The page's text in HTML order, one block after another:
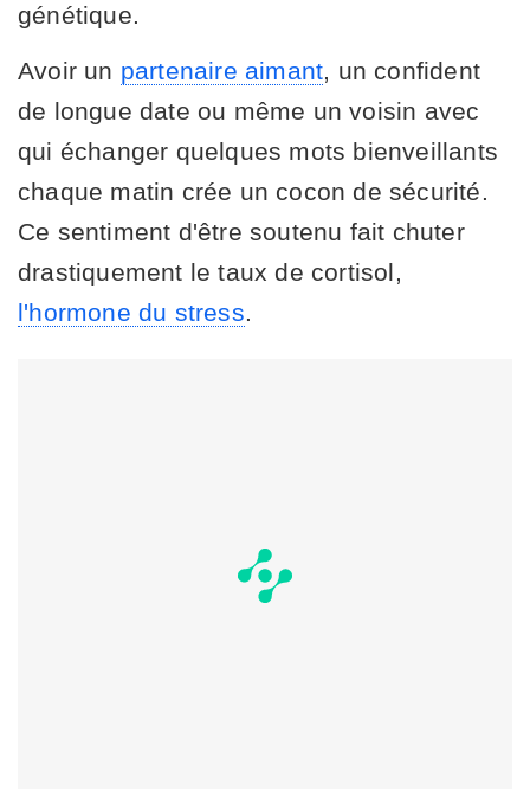
génétique.
Avoir un partenaire aimant, un confident
de longue date ou même un voisin avec
qui échanger quelques mots bienveillants
chaque matin crée un cocon de sécurité.
Ce sentiment d'être soutenu fait chuter
drastiquement le taux de cortisol,
l'hormone du stress.